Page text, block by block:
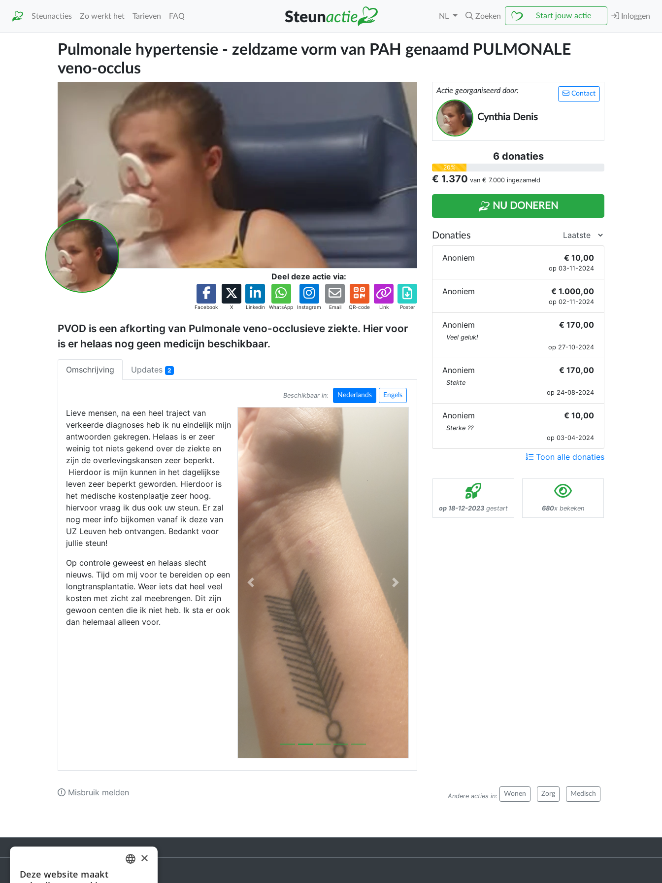
Steunacties Zo werkt het Tarieven FAQ NL Zoeken Start jouw actie Inloggen
Pulmonale hypertensie - zeldzame vorm van PAH genaamd PULMONALE
veno-occlus
Deel deze actie via:
Facebook X Linkedin WhatsApp Instagram Email QR-code Link Poster
PVOD is een afkorting van Pulmonale veno-occlusieve ziekte. Hier voor
is er helaas nog geen medicijn beschikbaar.
Omschrijving Updates 2
Beschikbaar in: Nederlands Engels
Previous Next
Lieve mensen, na een heel traject van
verkeerde diagnoses heb ik nu eindelijk mijn
antwoorden gekregen. Helaas is er zeer
weinig tot niets gekend over de ziekte en
zijn de overlevingskansen zeer beperkt.
Hierdoor is mijn kunnen in het dagelijkse
leven zeer beperkt geworden. Hierdoor is
het medische kostenplaatje zeer hoog.
hiervoor vraag ik dus ook uw steun. Er zal
nog meer info bijkomen vanaf ik deze van
UZ Leuven heb ontvangen. Bedankt voor
jullie steun!
Op controle geweest en helaas slecht
nieuws. Tijd om mij voor te bereiden op een
longtransplantatie. Weer iets dat heel veel
kosten met zicht zal meebrengen. Dit zijn
gewoon centen die ik niet heb. Ik sta er ook
dan helemaal alleen voor.
Contact
Actie georganiseerd door:
Cynthia Denis
6 donaties
20%
€ 1.370 van € 7.000 ingezameld
NU DONEREN
Donaties
Anoniem € 10,00
op 03-11-2024
Anoniem € 1.000,00
op 02-11-2024
Anoniem € 170,00
Veel geluk!
op 27-10-2024
Anoniem € 170,00
Stekte
op 24-08-2024
Anoniem € 10,00
Sterke ??
op 03-04-2024
Toon alle donaties
op 18-12-2023 gestart 680x bekeken
Andere acties in: Wonen Zorg Medisch
Misbruik melden
×
Deze website maakt